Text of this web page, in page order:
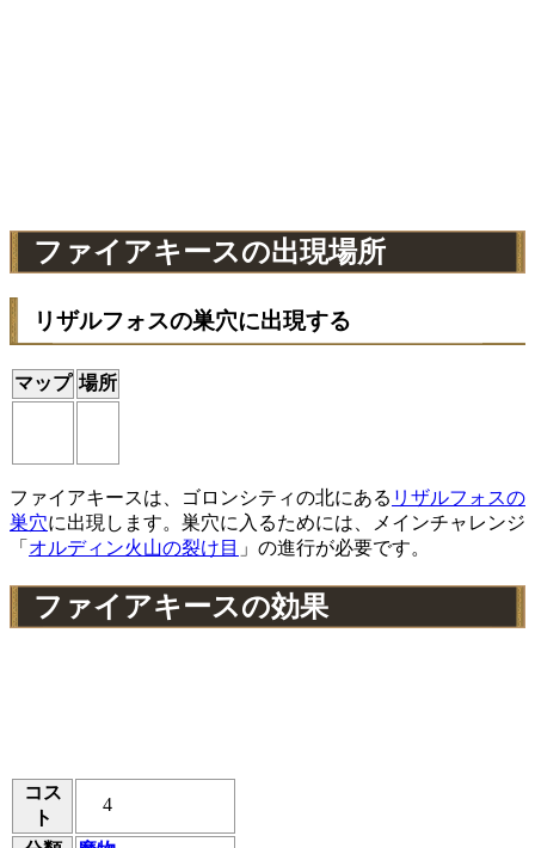
ファイアキースの出現場所
リザルフォスの巣穴に出現する
マップ 場所
ファイアキースは、ゴロンシティの北にある リザルフォスの
巣穴に出現します。巣穴に入るためには、メインチャレンジ
「 オルディン火山の裂け目 」の進行が必要です。
ファイアキースの効果
コス
ト
4